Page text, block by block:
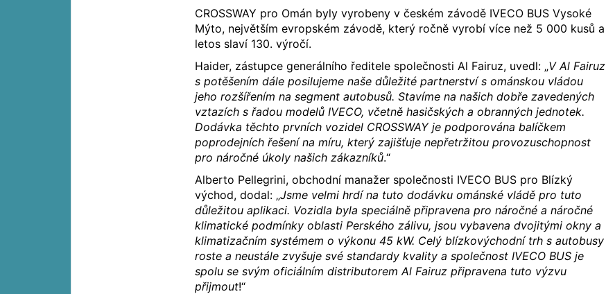
CROSSWAY pro Omán byly vyrobeny v českém závodě IVECO BUS Vysoké
Mýto, největším evropském závodě, který ročně vyrobí více než 5 000 kusů a
letos slaví 130. výročí.
Haider, zástupce generálního ředitele společnosti Al Fairuz, uvedl: „V Al Fairuz
s potěšením dále posilujeme naše důležité partnerství s ománskou vládou
jeho rozšířením na segment autobusů. Stavíme na našich dobře zavedených
vztazích s řadou modelů IVECO, včetně hasičských a obranných jednotek.
Dodávka těchto prvních vozidel CROSSWAY je podporována balíčkem
poprodejních řešení na míru, který zajišťuje nepřetržitou provozuschopnost
pro náročné úkoly našich zákazníků.“
Alberto Pellegrini, obchodní manažer společnosti IVECO BUS pro Blízký
východ, dodal: „Jsme velmi hrdí na tuto dodávku ománské vládě pro tuto
důležitou aplikaci. Vozidla byla speciálně připravena pro náročné a náročné
klimatické podmínky oblasti Perského zálivu, jsou vybavena dvojitými okny a
klimatizačním systémem o výkonu 45 kW. Celý blízkovýchodní trh s autobusy
roste a neustále zvyšuje své standardy kvality a společnost IVECO BUS je
spolu se svým oficiálním distributorem Al Fairuz připravena tuto výzvu
přijmout!“